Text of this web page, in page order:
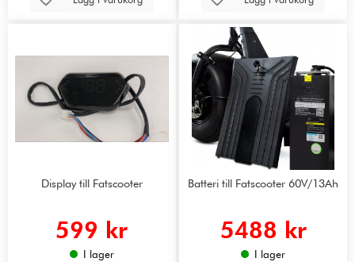
Display till Fatscooter
599 kr
I lager
Batteri till Fatscooter 60V/13Ah
5488 kr
I lager